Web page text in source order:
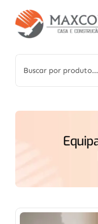
content
for: